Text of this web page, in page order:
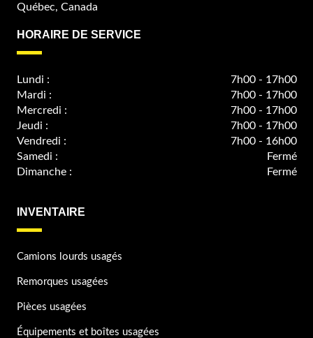
Québec, Canada
HORAIRE DE SERVICE
Lundi :
7h00 - 17h00
Mardi :
7h00 - 17h00
Mercredi :
7h00 - 17h00
Jeudi :
7h00 - 17h00
Vendredi :
7h00 - 16h00
Samedi :
Fermé
Dimanche :
Fermé
INVENTAIRE
Camions lourds usagés
Remorques usagées
Pièces usagées
Équipements et boîtes usagées